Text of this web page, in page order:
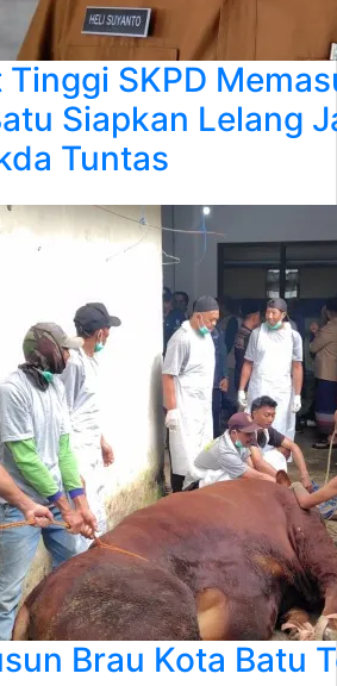
SKPD
Siapkan Lelang
Tuntas
Brau Kota Batu